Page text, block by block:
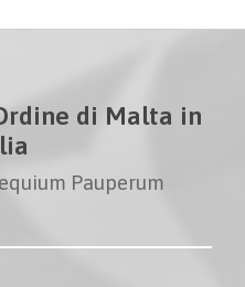
di Malta in
Pauperum